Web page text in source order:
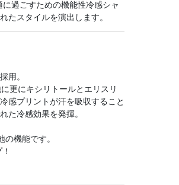
に過ごすための機能性冷感シャ
たスタイルを演出します。
用。
更にキシリトールとエリスリ
感プリントが汗を吸収すること
た冷感効果を発揮。
機能です。